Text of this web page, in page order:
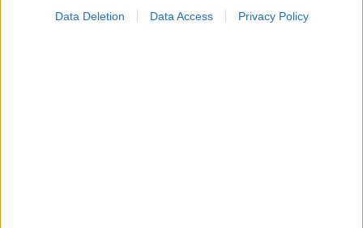
Data Deletion Data Access Privacy Policy